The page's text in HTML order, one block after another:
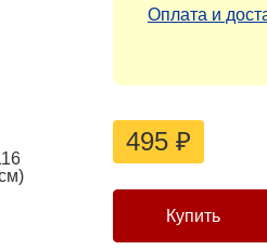
Оплата и
495 ₽